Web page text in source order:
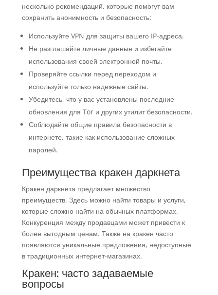
несколько рекомендаций, которые помогут вам
сохранить анонимность и безопасность:
Используйте VPN для защиты вашего IP-адреса.
Не разглашайте личные данные и избегайте
использования своей электронной почты.
Проверяйте ссылки перед переходом и
используйте только надежные сайты.
Убедитесь, что у вас установлены последние
обновления для Tor и других утилит безопасности.
Соблюдайте общие правила безопасности в
интернете, такие как использование сложных
паролей.
Преимущества кракен даркнета
Кракен даркнета предлагает множество
преимуществ. Здесь можно найти товары и услуги,
которые сложно найти на обычных платформах.
Конкуренция между продавцами может привести к
более выгодным ценам. Также на кракен часто
появляются уникальные предложения, недоступные
в традиционных интернет-магазинах.
Кракен: часто задаваемые
вопросы